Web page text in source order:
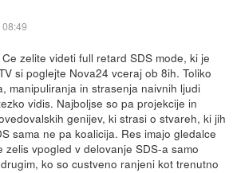
zelite videti full retard SDS mode, ki je
si poglejte Nova24 vceraj ob 8ih. Toliko
manipuliranja in strasenja naivnih ljudi
vidis. Najboljse so pa projekcije in
genijev, ki strasi o stvareh, ki jih
sama ne pa koalicija. Res imajo gledalce
zelis vpogled v delovanje SDS-a samo
ko so custveno ranjeni kot trenutno